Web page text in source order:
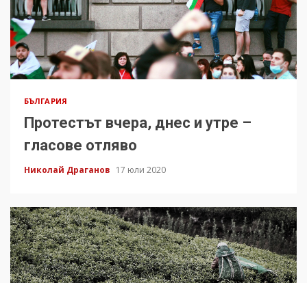
БЪЛГАРИЯ
Протестът вчера, днес и утре –
гласове отляво
Николай Драганов 17 юли 2020